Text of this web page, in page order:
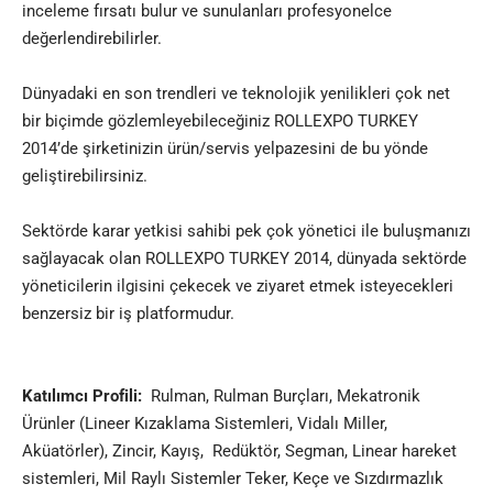
inceleme fırsatı bulur ve sunulanları profesyonelce
değerlendirebilirler.
Dünyadaki en son trendleri ve teknolojik yenilikleri çok net
bir biçimde gözlemleyebileceğiniz ROLLEXPO TURKEY
2014’de şirketinizin ürün/servis yelpazesini de bu yönde
geliştirebilirsiniz.
Sektörde karar yetkisi sahibi pek çok yönetici ile buluşmanızı
sağlayacak olan ROLLEXPO TURKEY 2014, dünyada sektörde
yöneticilerin ilgisini çekecek ve ziyaret etmek isteyecekleri
benzersiz bir iş platformudur.
Katılımcı Profili: Rulman, Rulman Burçları, Mekatronik
Ürünler (Lineer Kızaklama Sistemleri, Vidalı Miller,
Aküatörler), Zincir, Kayış, Redüktör, Segman, Linear hareket
sistemleri, Mil Raylı Sistemler Teker, Keçe ve Sızdırmazlık